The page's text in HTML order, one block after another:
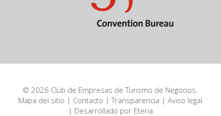
© 2026 Club de Empresas de Turismo de Negocios.
Mapa del sitio | Contacto |Transparencia |Aviso legal
| Desarrollado por Eteria